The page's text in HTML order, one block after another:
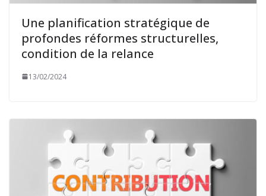
Une planification stratégique de
profondes réformes structurelles,
condition de la relance
13/02/2024